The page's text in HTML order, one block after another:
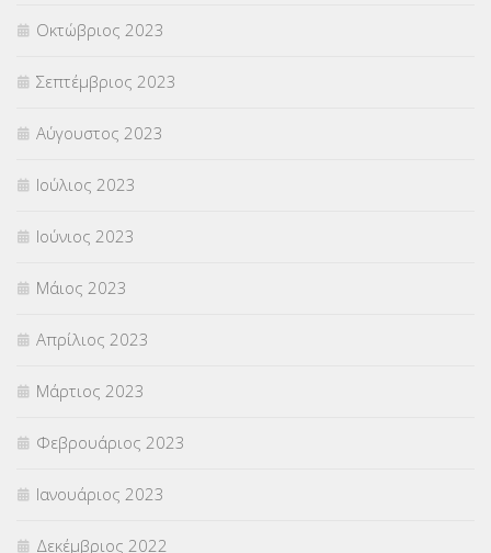
Οκτώβριος 2023
Σεπτέμβριος 2023
Αύγουστος 2023
Ιούλιος 2023
Ιούνιος 2023
Μάιος 2023
Απρίλιος 2023
Μάρτιος 2023
Φεβρουάριος 2023
Ιανουάριος 2023
Δεκέμβριος 2022